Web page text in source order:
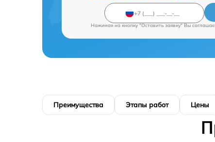
Нажимая на кнопку "Оставить заявку" Вы
Преимущества Этапы работ Цены